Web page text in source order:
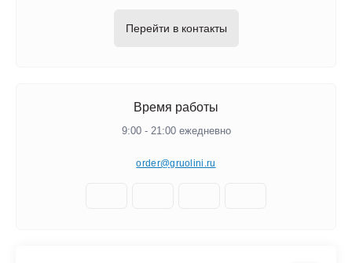
Перейти в контакты
Время работы
9:00 - 21:00 ежедневно
order@gruolini.ru